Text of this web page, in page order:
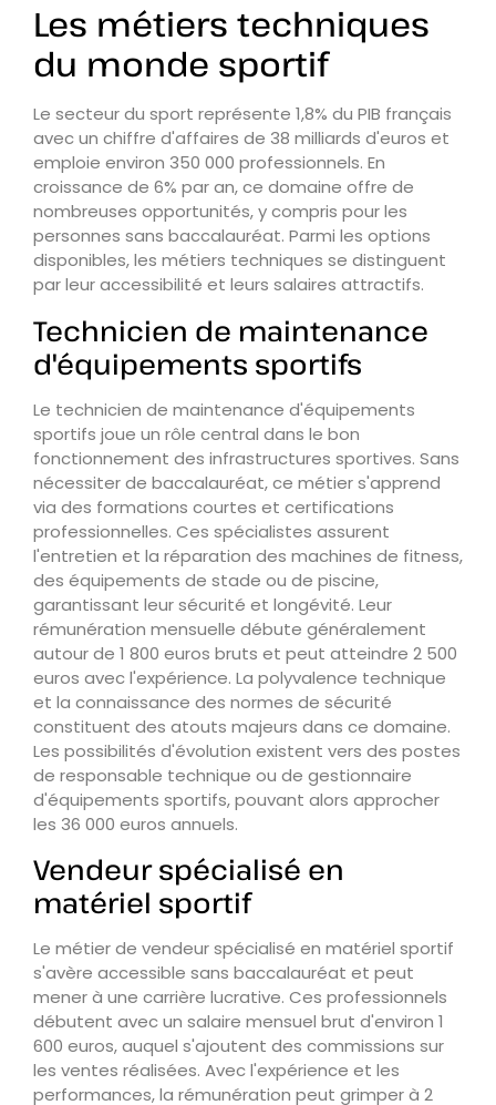
Les métiers techniques
du monde sportif
Le secteur du sport représente 1,8% du PIB français
avec un chiffre d'affaires de 38 milliards d'euros et
emploie environ 350 000 professionnels. En
croissance de 6% par an, ce domaine offre de
nombreuses opportunités, y compris pour les
personnes sans baccalauréat. Parmi les options
disponibles, les métiers techniques se distinguent
par leur accessibilité et leurs salaires attractifs.
Technicien de maintenance
d'équipements sportifs
Le technicien de maintenance d'équipements
sportifs joue un rôle central dans le bon
fonctionnement des infrastructures sportives. Sans
nécessiter de baccalauréat, ce métier s'apprend
via des formations courtes et certifications
professionnelles. Ces spécialistes assurent
l'entretien et la réparation des machines de fitness,
des équipements de stade ou de piscine,
garantissant leur sécurité et longévité. Leur
rémunération mensuelle débute généralement
autour de 1 800 euros bruts et peut atteindre 2 500
euros avec l'expérience. La polyvalence technique
et la connaissance des normes de sécurité
constituent des atouts majeurs dans ce domaine.
Les possibilités d'évolution existent vers des postes
de responsable technique ou de gestionnaire
d'équipements sportifs, pouvant alors approcher
les 36 000 euros annuels.
Vendeur spécialisé en
matériel sportif
Le métier de vendeur spécialisé en matériel sportif
s'avère accessible sans baccalauréat et peut
mener à une carrière lucrative. Ces professionnels
débutent avec un salaire mensuel brut d'environ 1
600 euros, auquel s'ajoutent des commissions sur
les ventes réalisées. Avec l'expérience et les
performances, la rémunération peut grimper à 2